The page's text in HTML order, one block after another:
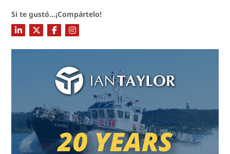
Si te gustó...¡Compártelo!